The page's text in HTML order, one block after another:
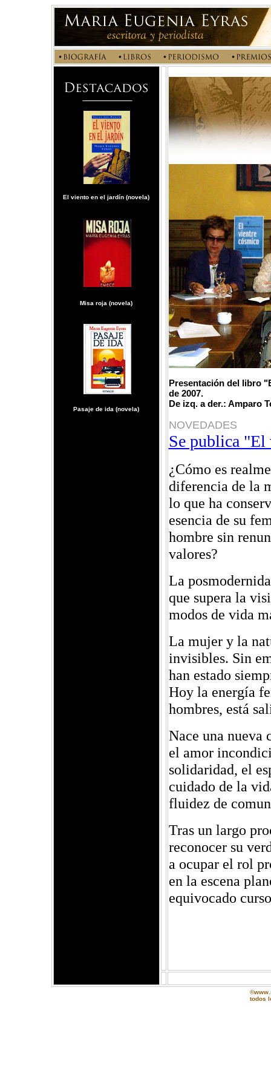
El viento en el jardín (novela)
Misa roja (novela)
Pasaje de ida (novela)
Presentación del libro
de 2007.
De izq. a der.: Amparo
NOVEDADES
Se publica
¿Cómo es
diferencia de la
lo que ha
esencia de su
hombre sin
valores?
La
que supera la
modos de vida
La mujer y la
invisibles. Sin
han estado
Hoy la energía
hombres, está
Nace una nueva
el amor
solidaridad, el
cuidado de la
fluidez de
Tras un largo
reconocer su
a ocupar el rol
en la escena
equivocado
todos